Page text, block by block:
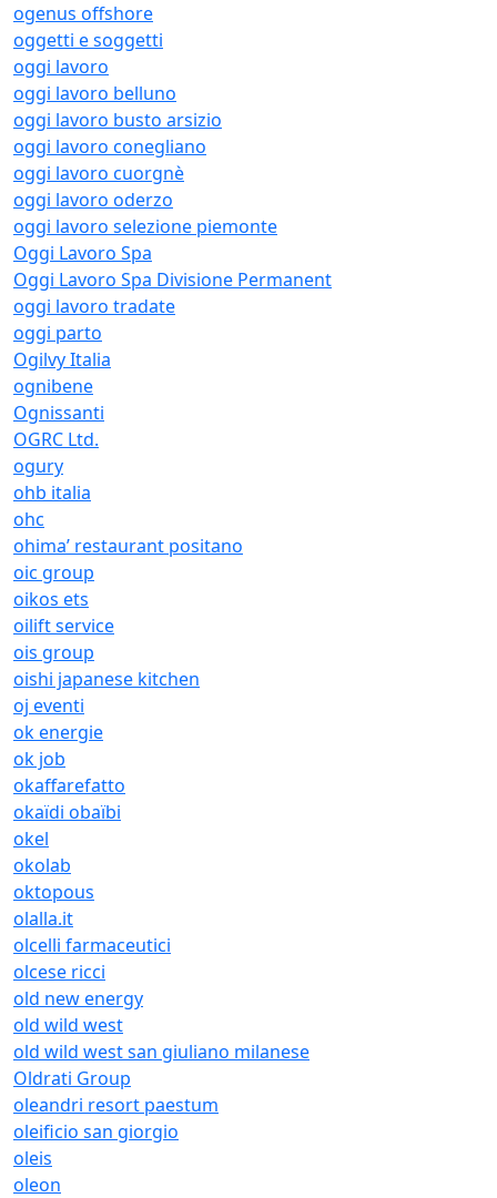
ogenus offshore
oggetti e soggetti
oggi lavoro
oggi lavoro belluno
oggi lavoro busto arsizio
oggi lavoro conegliano
oggi lavoro cuorgnè
oggi lavoro oderzo
oggi lavoro selezione piemonte
Oggi Lavoro Spa
Oggi Lavoro Spa Divisione Permanent
oggi lavoro tradate
oggi parto
Ogilvy Italia
ognibene
Ognissanti
OGRC Ltd.
ogury
ohb italia
ohc
ohima’ restaurant positano
oic group
oikos ets
oilift service
ois group
oishi japanese kitchen
oj eventi
ok energie
ok job
okaffarefatto
okaïdi obaïbi
okel
okolab
oktopous
olalla.it
olcelli farmaceutici
olcese ricci
old new energy
old wild west
old wild west san giuliano milanese
Oldrati Group
oleandri resort paestum
oleificio san giorgio
oleis
oleon